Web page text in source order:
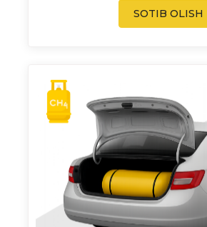
SOTIB OLISH